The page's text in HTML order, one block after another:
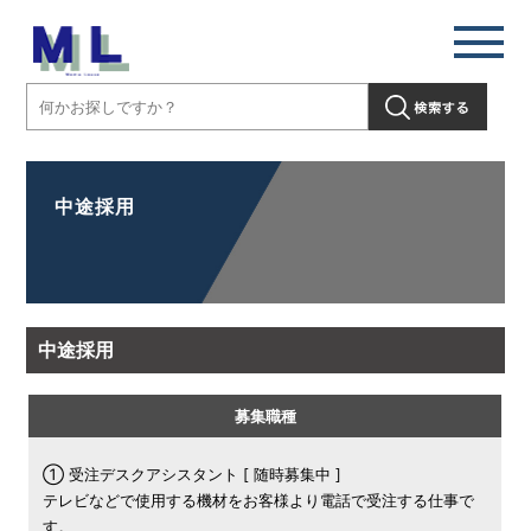
中途採用
中途採用
募集職種
① 受注デスクアシスタント [ 随時募集中 ]
テレビなどで使用する機材をお客様より電話で受注する仕事で
す。